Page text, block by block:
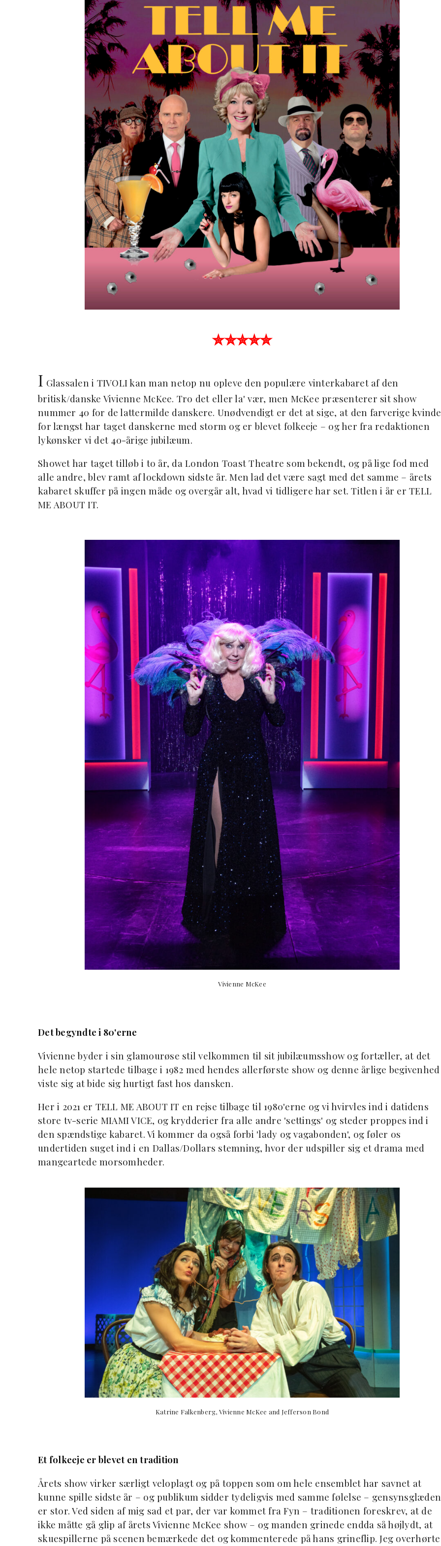
✮✮✮✮✮
I Glassalen i TIVOLI kan man netop nu opleve den populære vinterkabaret af den
britisk/danske Vivienne McKee. Tro det eller la' vær, men McKee præsenterer sit show
nummer 40 for de lattermilde danskere. Unødvendigt er det at sige, at den farverige kvinde
for længst har taget danskerne med storm og er blevet folkeeje – og her fra redaktionen
lykønsker vi det 40-årige jubilæum.
Showet har taget tilløb i to år, da London Toast Theatre som bekendt, og på lige fod med
alle andre, blev ramt af lockdown sidste år. Men lad det være sagt med det samme – årets
kabaret skuffer på ingen måde og overgår alt, hvad vi tidligere har set. Titlen i år er TELL
ME ABOUT IT.
Vivienne McKee
Det begyndte i 80'erne
Vivienne byder i sin glamourøse stil velkommen til sit jubilæumsshow og fortæller, at det
hele netop startede tilbage i 1982 med hendes allerførste show og denne årlige begivenhed
viste sig at bide sig hurtigt fast hos dansken.
Her i 2021 er TELL ME ABOUT IT en rejse tilbage til 1980'erne og vi hvirvles ind i datidens
store tv-serie MIAMI VICE, og krydderier fra alle andre 'settings' og steder proppes ind i
den spændstige kabaret. Vi kommer da også forbi 'lady og vagabonden', og føler os
undertiden suget ind i en Dallas/Dollars stemning, hvor der udspiller sig et drama med
mangeartede morsomheder.
Katrine Falkenberg, Vivienne McKee and Jefferson Bond
Et folkeeje er blevet en tradition
Årets show virker særligt veloplagt og på toppen som om hele ensemblet har savnet at
kunne spille sidste år – og publikum sidder tydeligvis med samme følelse – gensynsglæden
er stor. Ved siden af mig sad et par, der var kommet fra Fyn – traditionen foreskrev, at de
ikke måtte gå glip af årets Vivienne McKee show – og manden grinede endda så højlydt, at
skuespillerne på scenen bemærkede det og kommenterede på hans grineflip. Jeg overhørte